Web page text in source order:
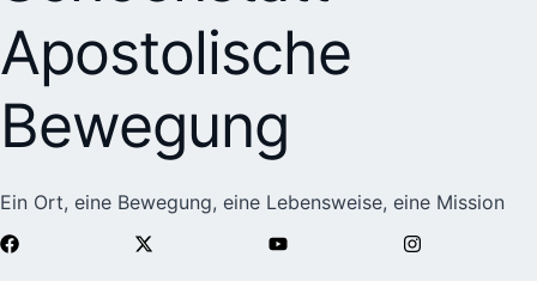
Apostolische
Bewegung
Ein Ort, eine Bewegung, eine Lebensweise, eine Mission